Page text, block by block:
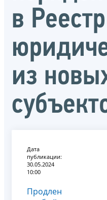
в
из
Дата
публикации:
30.05.2024
10:00
Продлен